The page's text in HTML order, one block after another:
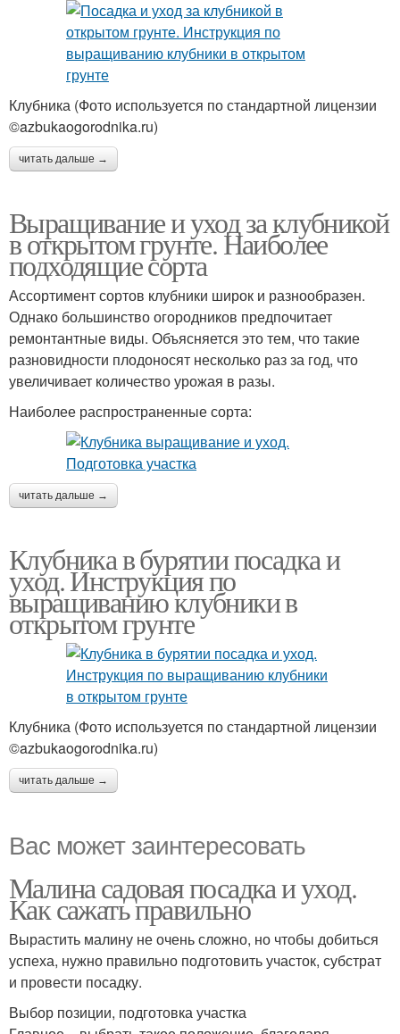
Клубника (Фото используется по стандартной лицензии
©azbukaogorodnika.ru)
читать дальше →
Выращивание и уход за клубникой
в открытом грунте. Наиболее
подходящие сорта
Ассортимент сортов клубники широк и разнообразен.
Однако большинство огородников предпочитает
ремонтантные виды. Объясняется это тем, что такие
разновидности плодоносят несколько раз за год, что
увеличивает количество урожая в разы.
Наиболее распространенные сорта:
читать дальше →
Клубника в бурятии посадка и
уход. Инструкция по
выращиванию клубники в
открытом грунте
Клубника (Фото используется по стандартной лицензии
©azbukaogorodnika.ru)
читать дальше →
Вас может заинтересовать
Малина садовая посадка и уход.
Как сажать правильно
Вырастить малину не очень сложно, но чтобы добиться
успеха, нужно правильно подготовить участок, субстрат
и провести посадку.
Выбор позиции, подготовка участка